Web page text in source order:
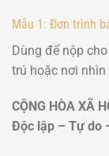
Mẫu 1: Đơn trình
Dùng để nộp
trú hoặc nơi
CỘNG HÒA XÃ
Độc lập – Tự do